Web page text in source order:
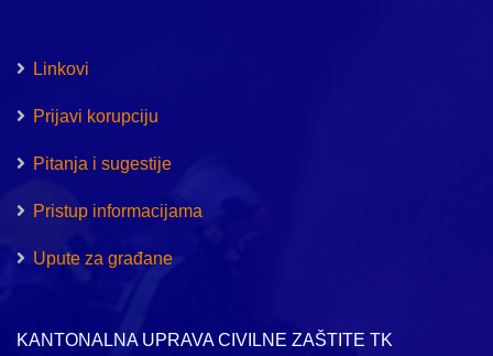
Linkovi
Prijavi korupciju
Pitanja i sugestije
Pristup informacijama
Upute za građane
KANTONALNA UPRAVA CIVILNE ZAŠTITE TK